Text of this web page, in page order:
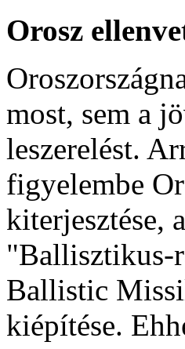
Orosz
most, sem a
leszerelést.
figyelembe
kiterjesztése,
"Ballisztikus-
Ballistic
kiépítése.